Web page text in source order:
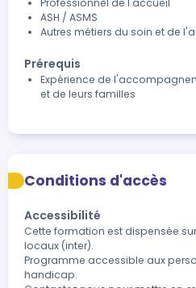
Professionnel de l'accueil
ASH / ASMS
Autres métiers du soin et de
Prérequis
Expérience de
et de leurs familles
Conditions d'accès
Accessibilité
Cette formation est dispensée
locaux (inter).
Programme accessible aux
handicap.